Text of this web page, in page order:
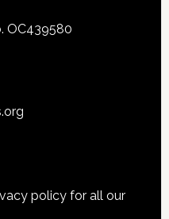
OC439580
policyfor all our